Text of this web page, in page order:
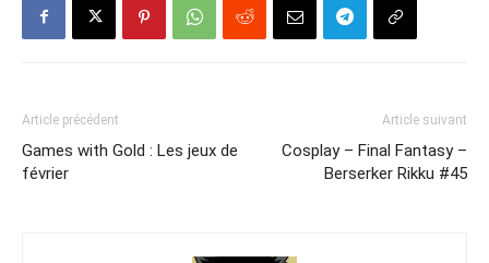
Article précédent
Games with Gold : Les jeux de
février
Article suivant
Cosplay – Final Fantasy –
Berserker Rikku #45